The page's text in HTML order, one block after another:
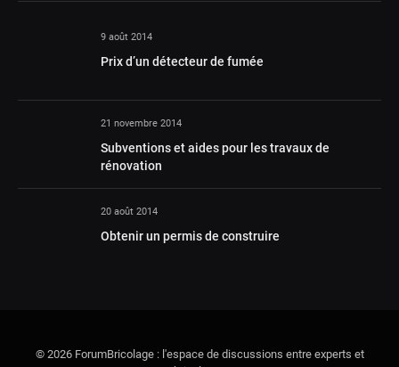
9 août 2014
Prix d’un détecteur de fumée
21 novembre 2014
Subventions et aides pour les travaux de
rénovation
20 août 2014
Obtenir un permis de construire
© 2026 ForumBricolage : l'espace de discussions entre experts et